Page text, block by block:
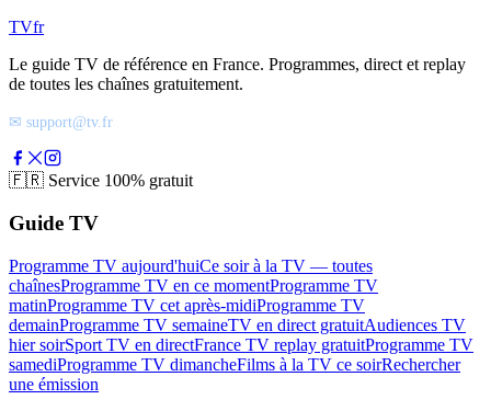
TVfr
Le guide TV de référence en France. Programmes, direct et replay
de toutes les chaînes gratuitement.
✉ support@tv.fr
🇫🇷 Service 100% gratuit
Guide TV
Programme TV aujourd'huiCe soir à la TV — toutes
chaînesProgramme TV en ce momentProgramme TV
matinProgramme TV cet après-midiProgramme TV
demainProgramme TV semaineTV en direct gratuitAudiences TV
hier soirSport TV en directFrance TV replay gratuitProgramme TV
samediProgramme TV dimancheFilms à la TV ce soirRechercher
une émission